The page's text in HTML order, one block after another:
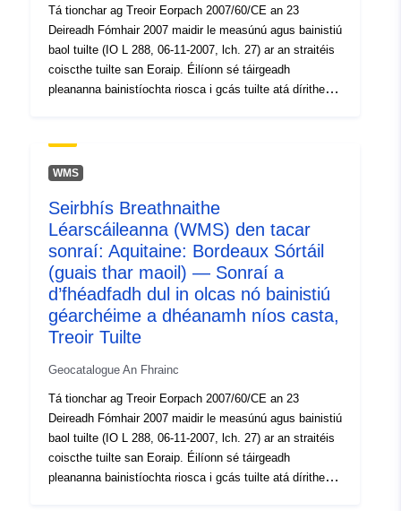
Tá tionchar ag Treoir Eorpach 2007/60/CE an 23
Deireadh Fómhair 2007 maidir le measúnú agus bainistiú
baol tuilte (IO L 288, 06-11-2007, lch. 27) ar an straitéis
coiscthe tuilte san Eoraip. Éilíonn sé táirgeadh
pleananna bainistíochta riosca i gcás tuilte atá dírithe ar
ghníomhaíocht eacnamaíoch a laghdú. Tá na cuspóirí
agus na ceanglais maidir le cur i bhfeidhm leagtha
náisiúnta don chomhshaol (LENE) agus foraithne an 2
Márta 2011. Sa chomhthéacs seo, is é príomhchuspóir
na mapála riosca i gcás tuilte agus tuilte cur le forbairt
pleananna bainistíochta riosca tuilte (wrms) trí eolas ar
nochtadh tuilte a homaiginiú agus a agóidiú. Úsáidtear
an tacar sonraí seo chun léarscáileanna de na
saincheisteanna a nochtar ar scála cuí a chur ar fáil.
WMS
Seirbhís Breathnaithe
Léarscáileanna (WMS) den tacar
sonraí: Aquitaine: Bordeaux Sórtáil
(guais thar maoil) — Sonraí a
d’fhéadfadh dul in olcas nó bainistiú
géarchéime a dhéanamh níos casta,
Treoir Tuilte
Geocatalogue An Fhrainc
Tá tionchar ag Treoir Eorpach 2007/60/CE an 23
Deireadh Fómhair 2007 maidir le measúnú agus bainistiú
baol tuilte (IO L 288, 06-11-2007, lch. 27) ar an straitéis
coiscthe tuilte san Eoraip. Éilíonn sé táirgeadh
pleananna bainistíochta riosca i gcás tuilte atá dírithe ar